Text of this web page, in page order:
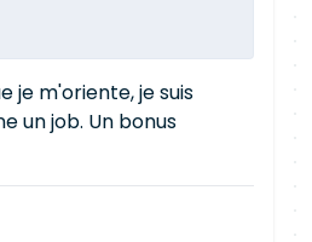
je m'oriente, je suis
un job. Un bonus